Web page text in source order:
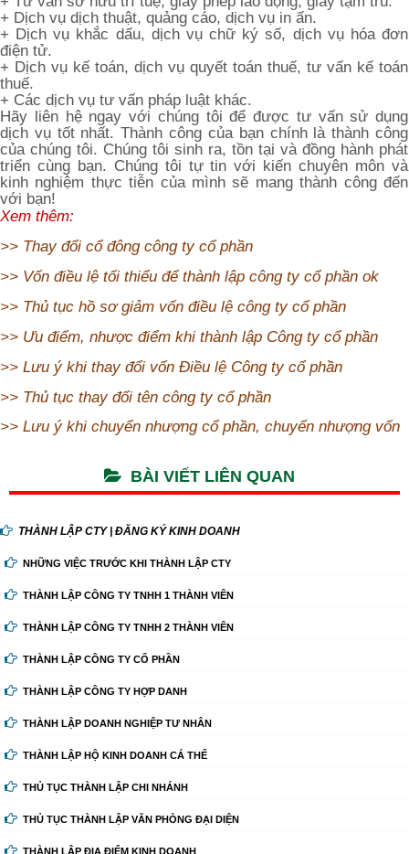
+ Dịch vụ dịch thuật, quảng cáo, dịch vụ in ấn.
+ Dịch vụ khắc dấu, dịch vụ chữ ký số, dịch vụ hóa đơn
điện tử.
+ Dịch vụ kế toán, dịch vụ quyết toán thuế, tư vấn kế toán
thuế.
+ Các dịch vụ tư vấn pháp luật khác.
Hãy liên hệ ngay với chúng tôi để được tư vấn sử dụng
dịch vụ tốt nhất. Thành công của bạn chính là thành công
của chúng tôi. Chúng tôi sinh ra, tồn tại và đồng hành phát
triển cùng bạn. Chúng tôi tự tin với kiến chuyên môn và
kinh nghiệm thực tiễn của mình sẽ mang thành công đến
với bạn!
Xem thêm:
>> Thay đổi cổ đông công ty cổ phần
>> Vốn điều lệ tối thiểu để thành lập công ty cổ phần ok
>> Thủ tục hồ sơ giảm vốn điều lệ công ty cổ phần
>> Ưu điểm, nhược điểm khi thành lập Công ty cổ phần
>> Lưu ý khi thay đổi vốn Điều lệ Công ty cổ phần
>> Thủ tục thay đổi tên công ty cổ phần
>> Lưu ý khi chuyển nhượng cổ phần, chuyển nhượng vốn
BÀI VIẾT LIÊN QUAN
THÀNH LẬP CTY | ĐĂNG KÝ KINH DOANH
NHỮNG VIỆC TRƯỚC KHI THÀNH LẬP CTY
THÀNH LẬP CÔNG TY TNHH 1 THÀNH VIÊN
THÀNH LẬP CÔNG TY TNHH 2 THÀNH VIÊN
THÀNH LẬP CÔNG TY CỔ PHẦN
THÀNH LẬP CÔNG TY HỢP DANH
THÀNH LẬP DOANH NGHIỆP TƯ NHÂN
THÀNH LẬP HỘ KINH DOANH CÁ THỂ
THỦ TỤC THÀNH LẬP CHI NHÁNH
THỦ TỤC THÀNH LẬP VĂN PHÒNG ĐẠI DIỆN
THÀNH LẬP ĐỊA ĐIỂM KINH DOANH